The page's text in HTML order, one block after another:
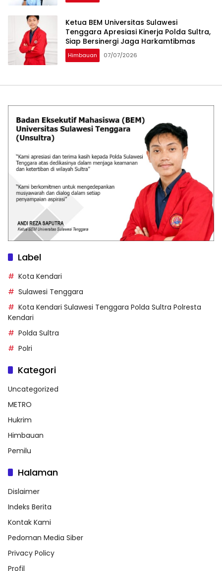
Ketua BEM Universitas Sulawesi
Tenggara Apresiasi Kinerja Polda Sultra,
Siap Bersinergi Jaga Harkamtibmas
Himbauan 07/07/2026
Label
Kota Kendari
Sulawesi Tenggara
Kota Kendari Sulawesi Tenggara Polda Sultra Polresta
Kendari
Polda Sultra
Polri
Kategori
Uncategorized
METRO
Hukrim
Himbauan
Pemilu
Halaman
Dislaimer
Indeks Berita
Kontak Kami
Pedoman Media Siber
Privacy Policy
Profil